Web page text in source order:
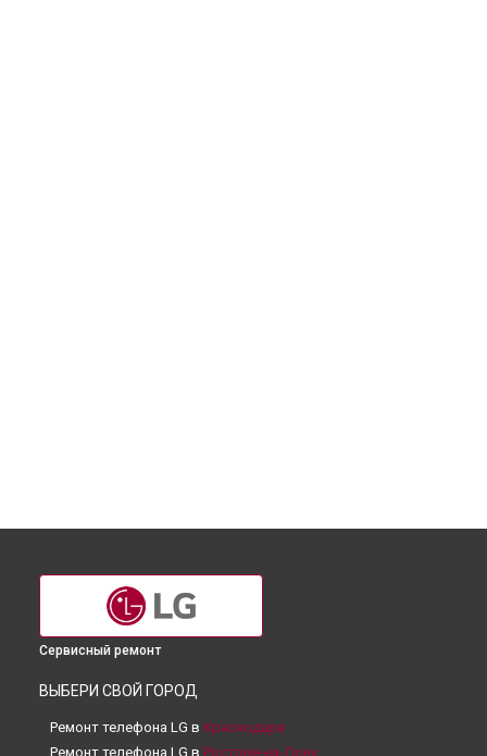
Сервисный ремонт
ВЫБЕРИ СВОЙ ГОРОД
Ремонт телефона LG в Краснодаре
Ремонт телефона LG в Ростове-на-Дону